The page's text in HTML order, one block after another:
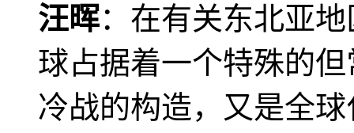
汪晖：在有关东北亚
球占据着一个特殊的
冷战的构造，又是全